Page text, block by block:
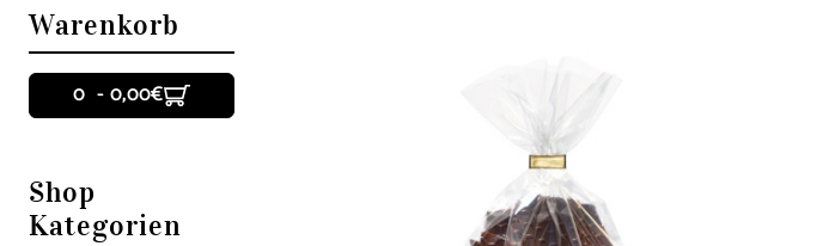
Warenkorb
0 - 0,00€
Shop
Kategorien